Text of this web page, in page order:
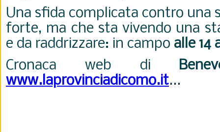
Una sfida complicata contro una
forte, ma che sta vivendo una
e da raddrizzare: in campo alle 14
Cronaca web di
www.laprovinciadicomo.it...